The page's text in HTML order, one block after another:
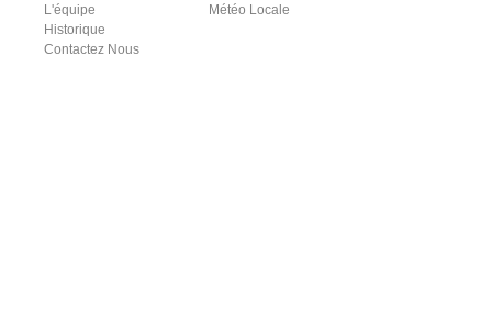
L'équipe
Historique
Contactez Nous
Météo Locale